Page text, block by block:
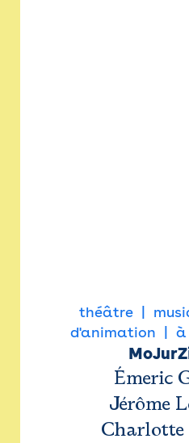
théâtre
d'animation
à
Émeric
Jérôme